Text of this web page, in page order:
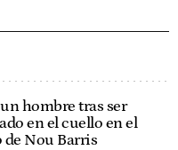
hombre tras ser
en el cuello en el
Nou Barris